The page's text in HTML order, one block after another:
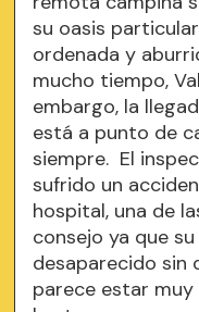
su oasis
ordenada y
mucho tiempo,
embargo, la
está a punto de
siempre. El
sufrido un
hospital, una de
consejo ya que
desaparecido
parece estar